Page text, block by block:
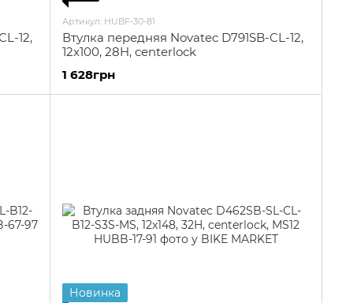
12,
Артикул: HUBF-30-81
Втулка передняя Novatec D791SB-CL-12,
12x100, 28H, centerlock
1 628грн
Новинка